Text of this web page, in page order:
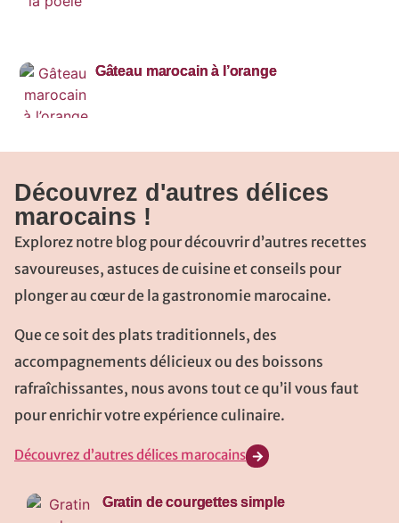
Gâteau marocain à l’orange
Découvrez d'autres délices
marocains !
Explorez notre blog pour découvrir d’autres recettes
savoureuses, astuces de cuisine et conseils pour
plonger au cœur de la gastronomie marocaine.
Que ce soit des plats traditionnels, des
accompagnements délicieux ou des boissons
rafraîchissantes, nous avons tout ce qu’il vous faut
pour enrichir votre expérience culinaire.
Découvrez d’autres délices marocains
Gratin de courgettes simple